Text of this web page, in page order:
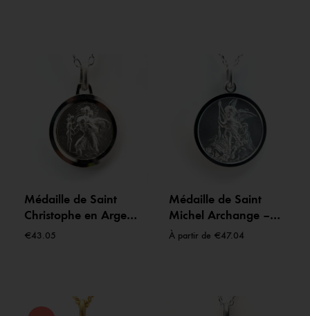
Médaille de Saint
Christophe en Argent
– Protecteur des
€43.05
Médaille de Saint
Michel Archange –
Protecteur céleste –
À partir de €47.04